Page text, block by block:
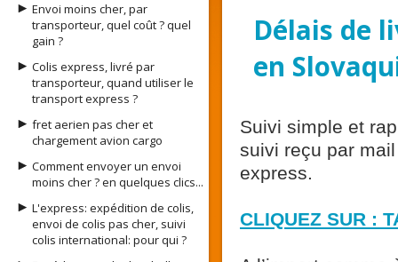
Envoi moins cher, par
transporteur, quel coût ? quel
gain ?
Colis express, livré par
transporteur, quand utiliser le
transport express ?
fret aerien pas cher et
chargement avion cargo
Comment envoyer un envoi
moins cher ? en quelques clics...
L'express: expédition de colis,
envoi de colis pas cher, suivi
colis international: pour qui ?
Délais de
en
Suivi simple et
suivi reçu par
express.
CLIQUEZ SUR :